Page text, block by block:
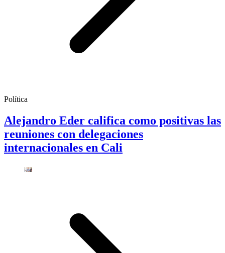
Política
Alejandro Eder califica como positivas las
reuniones con delegaciones
internacionales en Cali